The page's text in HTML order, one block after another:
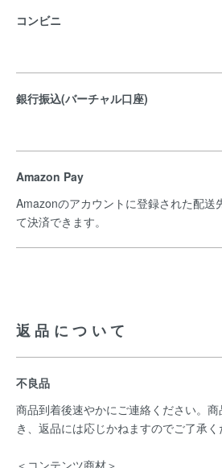
コンビニ
銀行振込(バーチャル口座)
Amazon Pay
Amazonのアカウントに登録された配送
て決済できます。
返品について
不良品
商品到着後速やかにご連絡ください。
き、返品には応じかねますのでご了承く
＜コンテンツ商材＞